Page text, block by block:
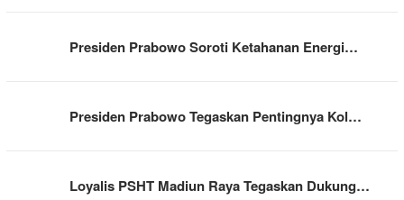
Presiden Prabowo Soroti Ketahanan Energi…
Presiden Prabowo Tegaskan Pentingnya Kol…
Loyalis PSHT Madiun Raya Tegaskan Dukung…